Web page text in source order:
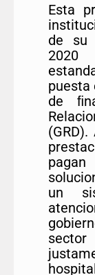
Esta
de su
puesta
de
un